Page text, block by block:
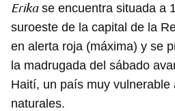
Erikase encuentra situada a
suroeste de la capital de la
en alerta roja (máxima) y se
la madrugada del sábado
Haití, un país muy vulnerable
naturales.